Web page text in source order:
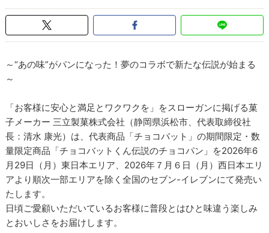
～“あの味”がパンになった！夢のコラボで新たな伝説が始まる
～
「お客様に安心と満足とワクワクを」をスローガンに掲げる菓
子メーカー 三立製菓株式会社（静岡県浜松市、代表取締役社
長：清水 康光）は、代表商品「チョコバット」の期間限定・数
量限定商品「チョコバットくん伝説のチョコパン」を2026年6
月29日（月）東日本エリア、2026年７月６日（月）西日本エリ
アより順次一部エリアを除く全国のセブン-イレブンにて発売い
たします。
日頃ご愛顧いただいているお客様に普段とはひと味違う楽しみ
とおいしさをお届けします。